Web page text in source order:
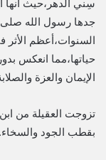
سِني الدهر،حيث أنها
جدها رسول الله صلى
السنوات،أعظم
حياتها،مما انعكس
الإيمان والعزة
تزوجت العقيلة من
بقطب الجود والسخاء.